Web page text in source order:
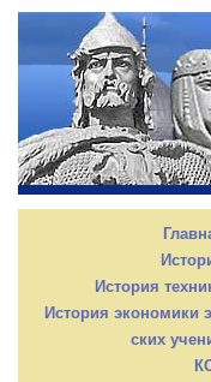
История
История экономики
ских